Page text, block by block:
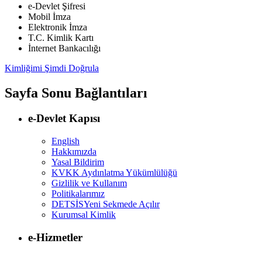
e-Devlet Şifresi
Mobil İmza
Elektronik İmza
T.C. Kimlik Kartı
İnternet Bankacılığı
Kimliğimi Şimdi Doğrula
Sayfa Sonu Bağlantıları
e-Devlet Kapısı
English
Hakkımızda
Yasal Bildirim
KVKK Aydınlatma Yükümlülüğü
Gizlilik ve Kullanım
Politikalarımız
DETSİSYeni Sekmede Açılır
Kurumsal Kimlik
e-Hizmetler